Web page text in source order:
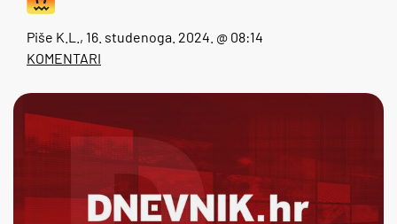
Piše K.L. , 16. studenoga. 2024. @ 08:14
KOMENTARI